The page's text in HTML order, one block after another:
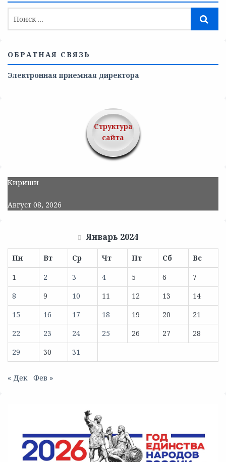
ОБРАТНАЯ СВЯЗЬ
Электронная приемная директора
Структура
сайта
Кириши
Август 08, 2026
Январь 2024
Пн Вт Ср Чт Пт Сб
Вс
1
2 3 4 5 6
7
8
9 10 11 12 13
14
15
16 17 18 19 20
21
22
23 24 25 26 27
28
29
30 31
« Дек Фев »